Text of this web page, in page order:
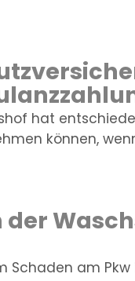
hat
können,
der
Schaden am